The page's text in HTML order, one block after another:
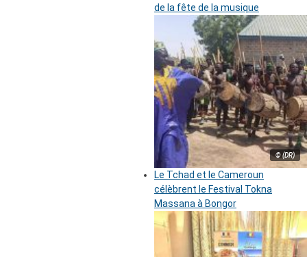
de la fête de la musique
© (DR)
Le Tchad et le Cameroun
célèbrent le Festival Tokna
Massana à Bongor